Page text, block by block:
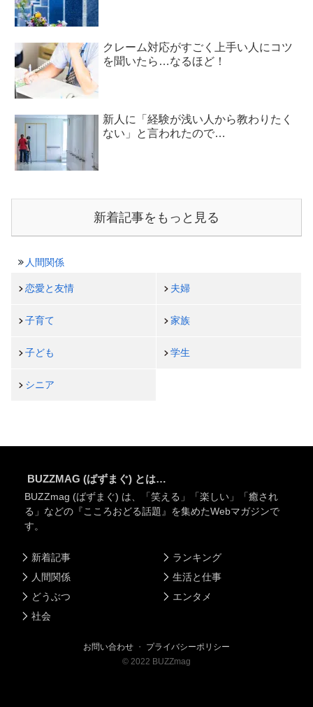
クレーム対応がすごく上手い人にコツ
を聞いたら…なるほど！
新人に「経験が浅い人から教わりたく
ない」と言われたので…
新着記事をもっと見る
人間関係
恋愛と友情 夫婦
子育て 家族
子ども 学生
シニア
BUZZMAG (ばずまぐ) とは…
BUZZmag (ばずまぐ) は、「笑える」「楽しい」「癒され
る」などの『こころおどる話題』を集めたWebマガジンで
す。
新着記事
人間関係
どうぶつ
社会
ランキング
生活と仕事
エンタメ
お問い合わせ ・ プライバシーポリシー
© 2022 BUZZmag